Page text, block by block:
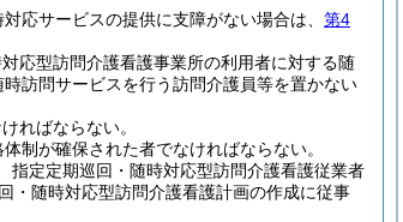
応サービスの提供に支障がない場合は、 第4
応型訪問介護看護事業所の利用者に対する随
訪問サービスを行う訪問介護員等を置かない
ればならない。
制が確保された者でなければならない。
指定定期巡回・随時対応型訪問介護看護従業者
・随時対応型訪問介護看護計画の作成に従事